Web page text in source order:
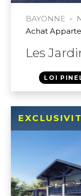
BAYONNE •
Achat
Les
LOI